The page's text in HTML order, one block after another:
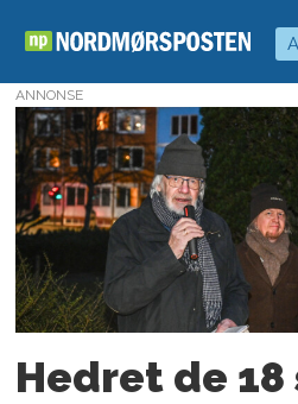
Tag:
auschwitz
ANNONSE
Hedret de 18